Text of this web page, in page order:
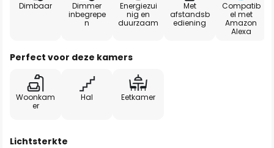
Dimbaar
Dimmer
inbegrepe
n
Energiezui
nig en
duurzaam
Met
afstandsb
ediening
Compatib
el met
Amazon
Alexa
Perfect voor deze kamers
Woonkam
er
Hal Eetkamer
Lichtsterkte